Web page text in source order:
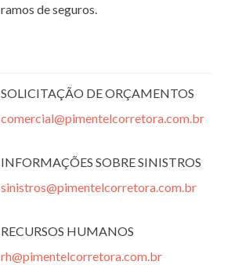
ramos de seguros.
SOLICITAÇÃO DE ORÇAMENTOS
comercial@pimentelcorretora.com.br
INFORMAÇÕES SOBRE SINISTROS
sinistros@pimentelcorretora.com.br
RECURSOS HUMANOS
rh@pimentelcorretora.com.br